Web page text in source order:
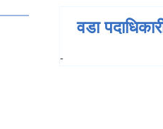
वडा
-